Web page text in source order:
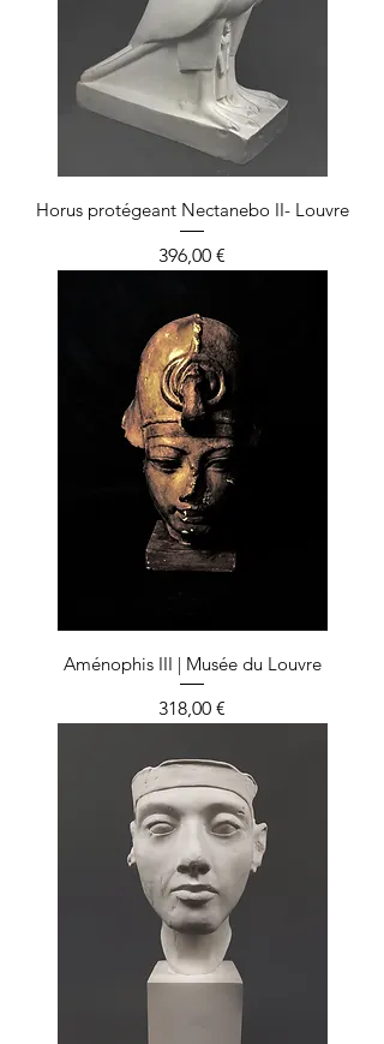
Horus protégeant Nectanebo II- Louvre
Prix
396,00 €
Aménophis III | Musée du Louvre
Prix
318,00 €